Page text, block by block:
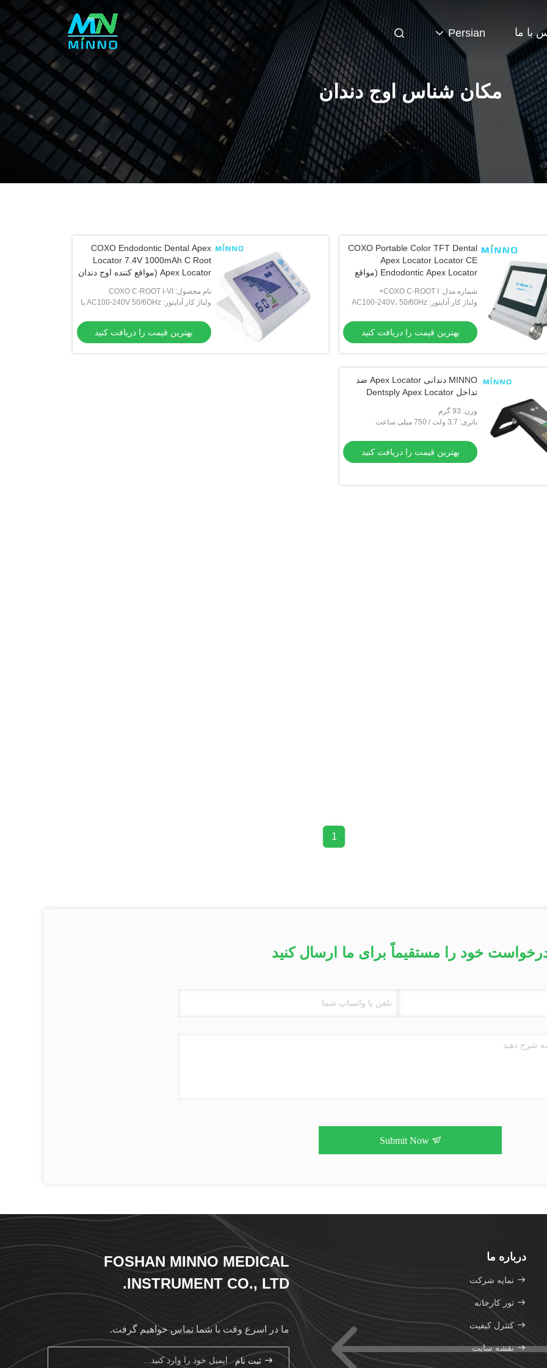
با ما Persian
مکان شناس اوج دندان
COXO Portable Color TFT Dental
Apex Locator Locator CE
Endodontic Apex Locator (مواقع
TFT)
شماره مدل: COXO C-ROOT I+
ولتاژ کار آداپتور: AC100-240V، 50/60Hz
بهترین قیمت را دریافت کنید
COXO Endodontic Dental Apex
Locator 7.4V 1000mAh C Root
Apex Locator (مواقع کننده اوج دندان
نام محصول: COXO C-ROOT I-VI
ولتاژ کار آداپتور: AC100-240V 50/6OHz یا
بهترین قیمت را دریافت کنید
MINNO دندانی Apex Locator ضد
تداخل Dentsply Apex Locator
وزن: 93 گرم
باتری: 3.7 ولت / 750 میلی ساعت
بهترین قیمت را دریافت کنید
1
خود را مستقیماً برای ما ارسال کنید
Submit Now
درباره ما
نمایه شرکت
تور کارخانه
کنترل کیفیت
نقشه سایت
FOSHAN MINNO MEDICAL
INSTRUMENT CO., LTD.
ما در اسرع وقت با شما تماس خواهیم گرفت.
ثبت نام